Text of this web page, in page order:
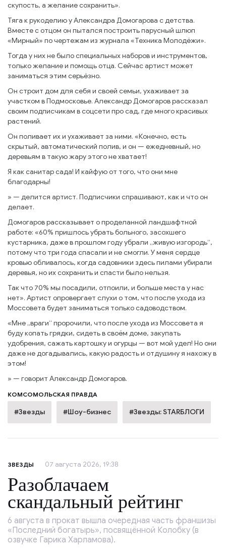
скупость, а желание сохранить».
Тяга к рукоделию у Александра Домогарова с детства.
Вместе с отцом он пытался построить парусный шлюп
«Мирный» по чертежам из журнала «Техника Молодёжи».
Тогда у них не было специальных наборов и инструментов,
только желание и помощь отца. Сейчас артист может
заниматься этим серьёзно.
Он строит дом для себя и своей семьи, ухаживает за
участком в Подмосковье. Александр Домогаров рассказал
своим подписчикам в соцсети про сад, где много красивых
растений.
Он поливает их и ухаживает за ними. «Конечно, есть
скрытый, автоматический полив, и он — ежедневный, но
деревьям в такую жару этого не хватает!
Я как санитар сада! И кайфую от того, что они мне
благодарны!
» — делится артист. Подписчики спрашивают, как и что он
делает.
Домогаров рассказывает о проделанной ландшафтной
работе: «60% пришлось убрать больного, засохшего
кустарника, даже в прошлом году убрали „живую изгородь“,
потому что три года спасали и не смогли. У меня сердце
кровью обливалось, когда садовники здесь пилами убирали
деревья, но их сохранить и спасти было нельзя.
Так что 70% мы посадили, отпоили, и больше места у нас
нет». Артист опровергает слухи о том, что после ухода из
Моссовета будет заниматься только садоводством.
«Мне „враги“ пророчили, что после ухода из Моссовета я
буду копать грядки, сидеть в своём доме, закупать
удобрения, сажать картошку и огурцы — вот мой удел! Но они
даже не догадывались, какую радость и отдушину я нахожу в
этом!
» — говорит Александр Домогаров.
КОМСОМОЛЬСКАЯ ПРАВДА
#Звезды #Шоу-бизнес #Звезды: STARБЛОГИ
ЗВЕЗДЫ 07 августа 2026, 19:38
Разоблачаем
скандальный рейтинг
6 августа в прокат вышла очередная часть франшизы
«Последний богатырь», посвящённой Колобку (в
озвучке Гарика Харламова).